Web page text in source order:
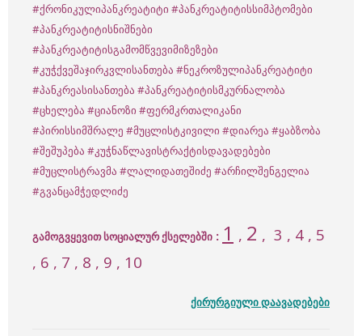
#ქრონიკულიპანკრეატიტი #პანკრეატიტისსიმპტომები
#პანკრეატიტისნიშნები
#პანკრეატიტისგამომწვევიმიზეზები
#კუჭქვეშაჯირკვლისანთება #ნეკროზულიპანკრეატიტი
#პანკრეასისანთება #პანკრეატიტისმკურნალობა
#ცხელება #ციანოზი #ფერმკრთალიკანი
#პირისსიმშრალე #მუცლისტკივილი #დიარეა #ყაბზობა
#შეშუპება #კუჭნაწლავისტრაქტისდავადებები
#მუცლისტრავმა #ლალიდათეშიძე #არჩილშენგელია
#გვანცამჭედლიძე
გამოგვყევით სოციალურ ქსელებში : 1 , 2 , 3 , 4 , 5
, 6 , 7 , 8 , 9 , 10
ქირურგიული დაავადებები